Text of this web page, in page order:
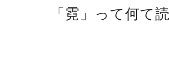
「霓」って何て